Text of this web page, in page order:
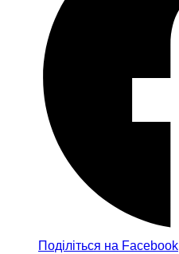
Поділіться на Facebook